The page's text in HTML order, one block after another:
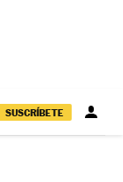
SUSCRÍBETE